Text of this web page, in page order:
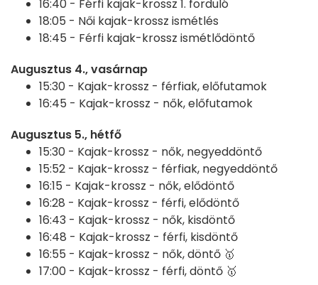
16:40 - Férfi kajak-krossz 1. forduló
18:05 - Női kajak-krossz ismétlés
18:45 - Férfi kajak-krossz ismétlődöntő
Augusztus 4., vasárnap
15:30 - Kajak-krossz - férfiak, előfutamok
16:45 - Kajak-krossz - nők, előfutamok
Augusztus 5., hétfő
15:30 - Kajak-krossz - nők, negyeddöntő
15:52 - Kajak-krossz - férfiak, negyeddöntő
16:15 - Kajak-krossz - nők, elődöntő
16:28 - Kajak-krossz - férfi, elődöntő
16:43 - Kajak-krossz - nők, kisdöntő
16:48 - Kajak-krossz - férfi, kisdöntő
16:55 - Kajak-krossz - nők, döntő 🥇
17:00 - Kajak-krossz - férfi, döntő 🥇